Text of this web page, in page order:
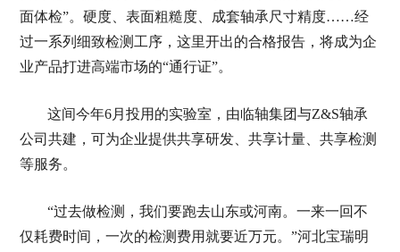
面体检”。硬度、表面粗糙度、成套轴承尺寸精度……经
过一系列细致检测工序，这里开出的合格报告，将成为企
业产品打进高端市场的“通行证”。
这间今年6月投用的实验室，由临轴集团与Z&S轴承
公司共建，可为企业提供共享研发、共享计量、共享检测
等服务。
“过去做检测，我们要跑去山东或河南。一来一回不
仅耗费时间，一次的检测费用就要近万元。”河北宝瑞明